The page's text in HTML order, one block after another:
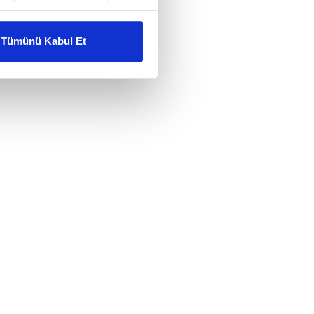
karşılamak
gösterilmeyecektir."
ve sizlere yönelik
ve sitemizde ilgili
Tümünü Kabul Et